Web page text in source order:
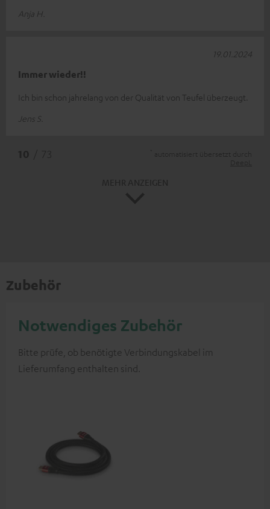
Anja H.
Immer wieder!!
Ich bin schon jahrelang von der Qualität von Teufel überzeugt.
Jens S.
19.01.2024
Zubehör
Notwendiges Zubehör
Bitte prüfe, ob benötigte Verbindungskabel im
Lieferumfang enthalten sind.